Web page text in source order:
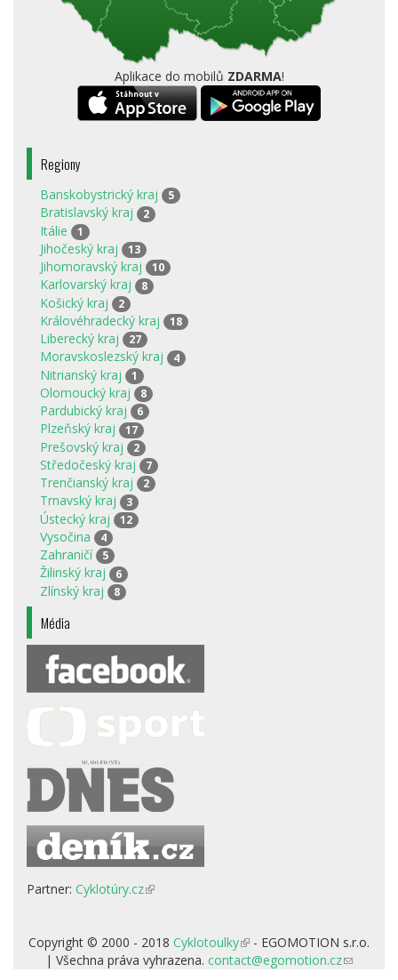
Aplikace do mobilů ZDARMA!
Regiony
Banskobystrický kraj 5
Bratislavský kraj 2
Itálie 1
Jihočeský kraj 13
Jihomoravský kraj 10
Karlovarský kraj 8
Košický kraj 2
Královéhradecký kraj 18
Liberecký kraj 27
Moravskoslezský kraj 4
Nitrianský kraj 1
Olomoucký kraj 8
Pardubický kraj 6
Plzeňský kraj 17
Prešovský kraj 2
Středočeský kraj 7
Trenčianský kraj 2
Trnavský kraj 3
Ústecký kraj 12
Vysočina 4
Zahraničí 5
Žilinský kraj 6
Zlínský kraj 8
Média
Partner: Cyklotúry.cz(odkaz
Copyright © 2000 - 2018 Cyklotoulky(odkaz
je
- EGOMOTION s.r.o.
| Všechna práva vyhrazena. contact@egomotion.cz(odkaz